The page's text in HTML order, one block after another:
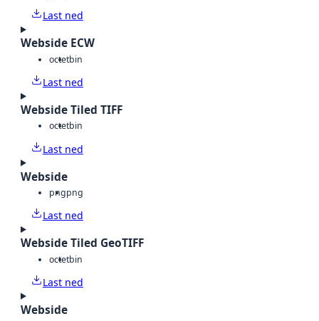
Last ned
Webside ECW
octetbin
Last ned
Webside Tiled TIFF
octetbin
Last ned
Webside
pngpng
Last ned
Webside Tiled GeoTIFF
octetbin
Last ned
Webside